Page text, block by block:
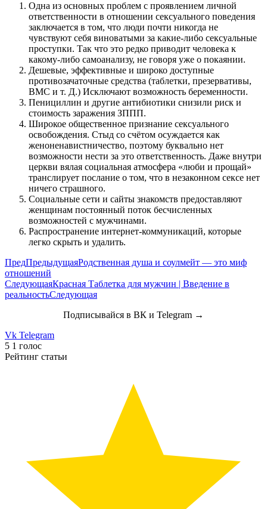
Одна из основных проблем с проявлением личной
ответственности в отношении сексуального поведения
заключается в том, что люди почти никогда не
чувствуют себя виноватыми за какие-либо сексуальные
проступки. Так что это редко приводит человека к
какому-либо самоанализу, не говоря уже о покаянии.
Дешевые, эффективные и широко доступные
противозачаточные средства (таблетки, презервативы,
ВМС и т. Д.) Исключают возможность беременности.
Пенициллин и другие антибиотики снизили риск и
стоимость заражения ЗППП.
Широкое общественное признание сексуального
освобождения. Стыд со счётом осуждается как
женоненавистничество, поэтому буквально нет
возможности нести за это ответственность. Даже внутри
церкви вялая социальная атмосфера «люби и прощай»
транслирует послание о том, что в незаконном сексе нет
ничего страшного.
Социальные сети и сайты знакомств предоставляют
женщинам постоянный поток бесчисленных
возможностей с мужчинами.
Распространение интернет-коммуникаций, которые
легко скрыть и удалить.
ПредПредыдущаяРодственная душа и соулмейт — это миф
отношений
СледующаяКрасная Таблетка для мужчин | Введение в
реальностьСледующая
Подписывайся в ВК и Telegram →
Vk Telegram
5 1 голос
Рейтинг статьи